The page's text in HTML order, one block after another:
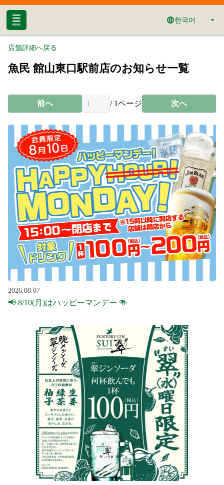
한국어
店舗詳細へ戻る
魚民 館山東口駅前店のお知らせ一覧
前へ / 1ページ 次へ
2026.08.07
📢 8/10(月)はハッピーマンデー 🍻